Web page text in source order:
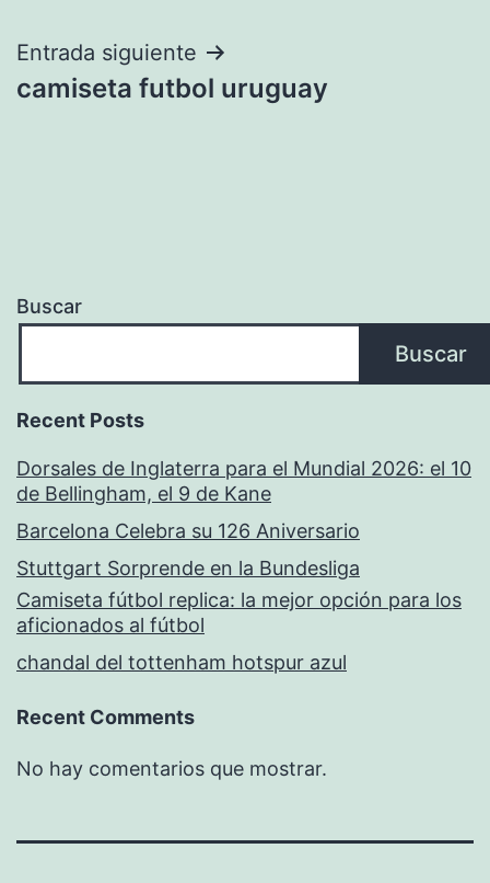
entradas
Entrada siguiente
camiseta futbol uruguay
Buscar
Buscar
Recent Posts
Dorsales de Inglaterra para el Mundial 2026: el 10
de Bellingham, el 9 de Kane
Barcelona Celebra su 126 Aniversario
Stuttgart Sorprende en la Bundesliga
Camiseta fútbol replica: la mejor opción para los
aficionados al fútbol
chandal del tottenham hotspur azul
Recent Comments
No hay comentarios que mostrar.